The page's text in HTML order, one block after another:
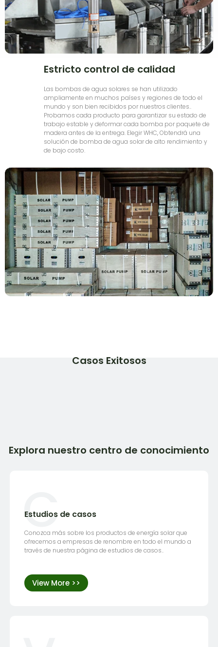
Estricto control de calidad
Las bombas de agua solares se han utilizado
ampliamente en muchos países y regiones de todo el
mundo y son bien recibidos por nuestros clientes..
Probamos cada producto para garantizar su estado de
trabajo estable y deformar cada bomba por paquete de
madera antes de la entrega. Elegir WHC, Obtendrá una
solución de bomba de agua solar de alto rendimiento y
de bajo costo.
Casos Exitosos
Explora nuestro centro de conocimiento
C
Estudios de casos
Conozca más sobre los productos de energía solar que
ofrecemos a empresas de renombre en todo el mundo a
través de nuestra página de estudios de casos..
View More >>